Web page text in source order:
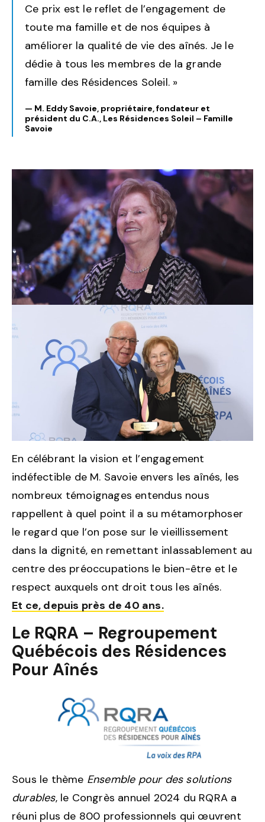
Ce prix est le reflet de l’engagement de
toute ma famille et de nos équipes à
améliorer la qualité de vie des aînés. Je le
dédie à tous les membres de la grande
famille des Résidences Soleil. »
— M. Eddy Savoie, propriétaire, fondateur et
président du C.A., Les Résidences Soleil – Famille
Savoie
En célébrant la vision et l’engagement
indéfectible de M. Savoie envers les aînés, les
nombreux témoignages entendus nous
rappellent à quel point il a su métamorphoser
le regard que l’on pose sur le vieillissement
dans la dignité, en remettant inlassablement au
centre des préoccupations le bien-être et le
respect auxquels ont droit tous les aînés.
Et ce, depuis près de 40 ans.
Le RQRA – Regroupement
Québécois des Résidences
Pour Aînés
Sous le thème Ensemble pour des solutions
durables, le Congrès annuel 2024 du RQRA a
réuni plus de 800 professionnels qui œuvrent